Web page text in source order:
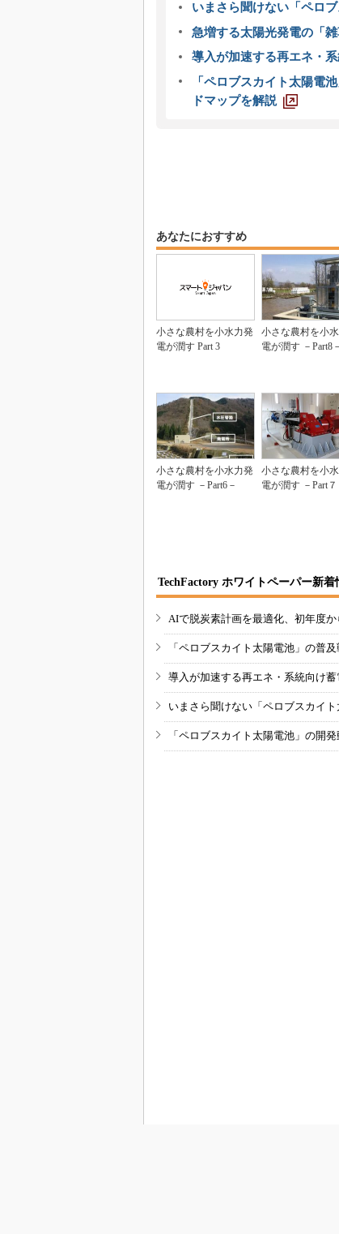
いまさら聞けない「ペロ
急増する太陽光発電の「
導入が加速する再エネ・
「ペロブスカイト太陽電
ドマップを解説
あなたにおすすめ
小さな農村を小水力発
電が潤す Part 3
小さな農村を小
電が潤す －Part8－
小さな農村を小水力発
電が潤す －Part6－
小さな農村を小
電が潤す －Part７
TechFactory ホワイトペーパー新着
AIで脱炭素計画を最適化、初年度
「ペロブスカイト太陽電池」の普
導入が加速する再エネ・系統向け
いまさら聞けない「ペロブスカイ
「ペロブスカイト太陽電池」の開